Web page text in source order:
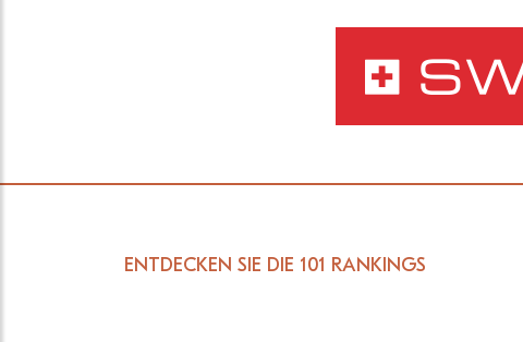
ENTDECKEN SIE DIE 101 RANKINGS